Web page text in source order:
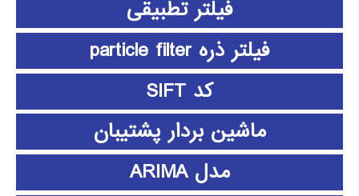
فیلتر تطبیقی
فیلتر ذره particle filter
کد SIFT
ماشین بردار پشتیبان
مدل ARIMA